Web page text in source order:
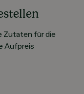
Zutaten für die
Aufpreis